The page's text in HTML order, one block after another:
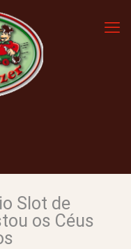
Slot de
os Céus